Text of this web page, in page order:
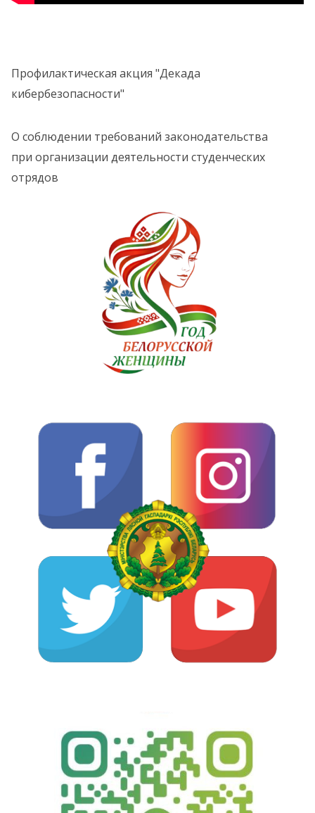
Профилактическая акция "Декада
кибербезопасности"
О соблюдении требований законодательства
при организации деятельности студенческих
отрядов